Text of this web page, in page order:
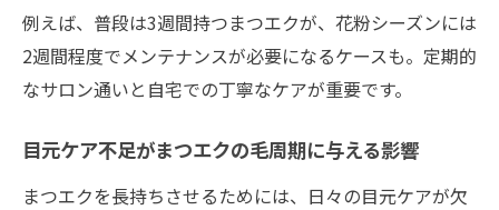
例えば、普段は3週間持つまつエクが、花粉シーズンには
2週間程度でメンテナンスが必要になるケースも。定期的
なサロン通いと自宅での丁寧なケアが重要です。
目元ケア不足がまつエクの毛周期に与える影響
まつエクを長持ちさせるためには、日々の目元ケアが欠